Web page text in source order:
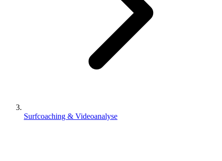
Surfcoaching & Videoanalyse